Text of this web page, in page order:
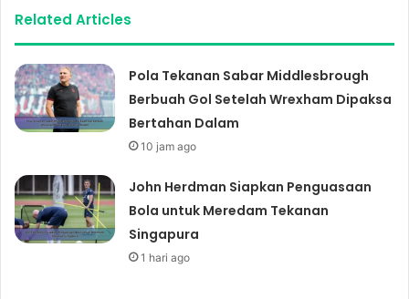
Related Articles
Pola Tekanan Sabar Middlesbrough
Berbuah Gol Setelah Wrexham Dipaksa
Bertahan Dalam
10 jam ago
John Herdman Siapkan Penguasaan
Bola untuk Meredam Tekanan
Singapura
1 hari ago